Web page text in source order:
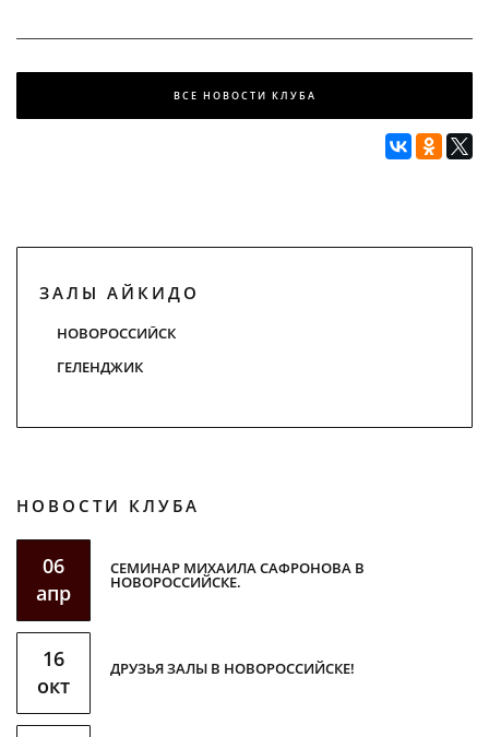
ВСЕ НОВОСТИ КЛУБА
ЗАЛЫ АЙКИДО
НОВОРОССИЙСК
ГЕЛЕНДЖИК
НОВОСТИ КЛУБА
06
апр
СЕМИНАР МИХАИЛА САФРОНОВА В
НОВОРОССИЙСКЕ.
16
окт
ДРУЗЬЯ ЗАЛЫ В НОВОРОССИЙСКЕ!